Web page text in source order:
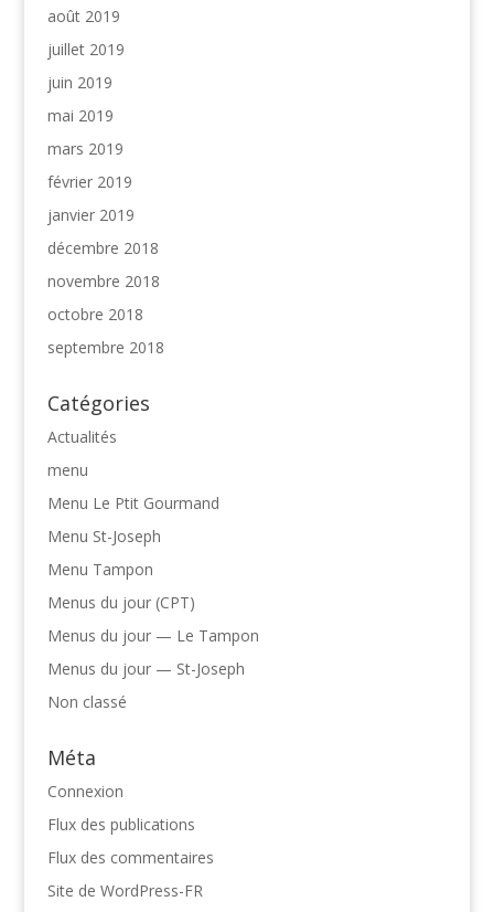
août 2019
juillet 2019
juin 2019
mai 2019
mars 2019
février 2019
janvier 2019
décembre 2018
novembre 2018
octobre 2018
septembre 2018
Catégories
Actualités
menu
Menu Le Ptit Gourmand
Menu St-Joseph
Menu Tampon
Menus du jour (CPT)
Menus du jour — Le Tampon
Menus du jour — St-Joseph
Non classé
Méta
Connexion
Flux des publications
Flux des commentaires
Site de WordPress-FR